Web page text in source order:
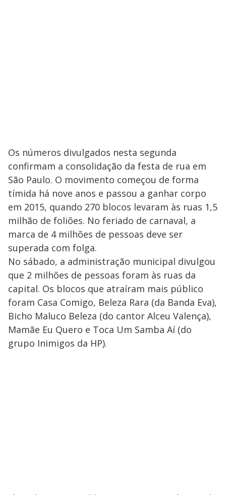
Os números divulgados nesta segunda
confirmam a consolidação da festa de rua em
São Paulo. O movimento começou de forma
tímida há nove anos e passou a ganhar corpo
em 2015, quando 270 blocos levaram às ruas 1,5
milhão de foliões. No feriado de carnaval, a
marca de 4 milhões de pessoas deve ser
superada com folga.
No sábado, a administração municipal divulgou
que 2 milhões de pessoas foram às ruas da
capital. Os blocos que atraíram mais público
foram Casa Comigo, Beleza Rara (da Banda Eva),
Bicho Maluco Beleza (do cantor Alceu Valença),
Mamãe Eu Quero e Toca Um Samba Aí (do
grupo Inimigos da HP).